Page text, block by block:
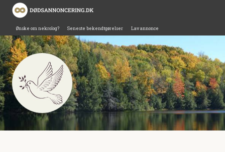
Ønske om nekrolog? Seneste bekendtgørelser Lav annonce